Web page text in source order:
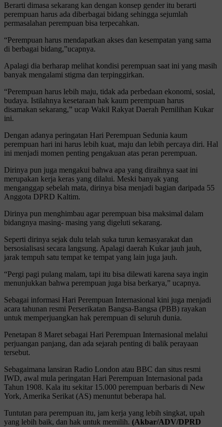
Berarti dimasa sekarang kan dengan konsep gender itu berarti
perempuan harus ada diberbagai bidang sehingga sejumlah
permasalahan perempuan bisa terpecahkan.
“Perempuan harus mendapatkan akses dan kesempatan yang sama
di berbagai bidang,”ucapnya.
Apalagi dia berharap melihat kondisi perempuan saat ini yang masih
banyak mengalami stigma dan terpinggirkan.
“Perempuan harus lebih maju, tidak ada perbedaan ekonomi, sosial,
budaya. Istilahnya kesetaraan hak kaum perempuan harus
disamakan sekarang,” ucap Wakil Rakyat Daerah Pemilihan Kukar
ini.
Dengan adanya peringatan Hari Perempuan Sedunia kaum
perempuan hari ini harus lebih kuat, maju dan lebih percaya diri. Hal
ini menjadi momen penting pengakuan atas peran perempuan.
Dirinya pun juga mengakui bahwa apa yang diraihnya saat ini
merupakan kerja keras yang dilalui. Meski banyak yang
menganggap sebelah mata, dirinya bisa menjadi bagian daripada 55
Anggota DPRD Kaltim.
Dirinya pun menghimbau agar perempuan bisa maksimal dalam
bidangnya masing- masing yang digeluti sekarang.
Seperti dirinya sejak dulu telah suka turun kemasyarakat dan
bersosialisasi secara langsung. Apalagi daerah Kukar jauh jauh,
jarak tempuh satu tempat ke tempat yang lain juga jauh.
“Pergi pagi pulang malam, tapi itu bisa dilewati karena saya ingin
menunjukkan bahwa perempuan juga bisa berkarya,” ucapnya.
Sebagai informasi Hari Perempuan Internasional kini juga menjadi
acara tahunan resmi Perserikatan Bangsa-Bangsa (PBB) rayakan
untuk memperjuangkan hak perempuan di seluruh dunia.
Penetapan 8 Maret sebagai Hari Perempuan Internasional melalui
perjuangan panjang, dan ada sejarah penting di balik perayaan
tersebut.
Sebagaimana lansiran Radio London atau BBC dan situs resmi
IWD, awal mula peringatan Hari Perempuan Internasional pada
Tahun 1908. Kala itu sekitar 15.000 perempuan berbaris di New
York, Amerika Serikat (AS) menuntut beberapa hal.
Tuntutan para perempuan itu, jam kerja yang lebih singkat, upah
yang lebih baik, dan hak untuk memilih. (Akbar/ADV/DPRD